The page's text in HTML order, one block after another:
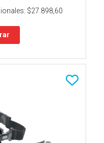
$27.898,60